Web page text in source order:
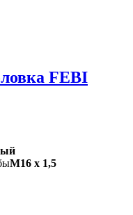
FEBI
M16 x 1,5